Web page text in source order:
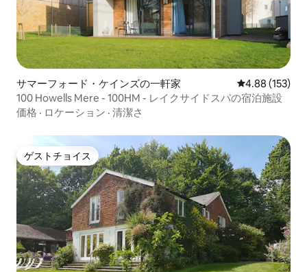
サマーフォード・ケインズの一軒家 レビュー153
4.88 (153)
100 Howells Mere - 100HM - レイクサイドスパの宿泊施設
価格 · ロケーション · 清潔さ
ゲストチョイス
ゲストチョイス